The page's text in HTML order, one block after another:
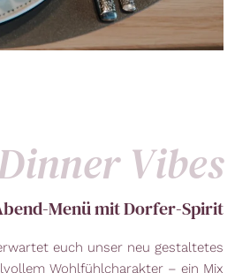
Vibes
Menü mit Dorfer-Spirit
euch unser neu gestaltetes
Wohlfühlcharakter – ein Mix